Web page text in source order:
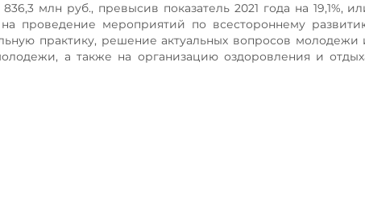
млн руб., превысив показатель 2021 года на 19,1%,
проведение мероприятий по всестороннему
практику, решение актуальных вопросов молодежи
а также на организацию оздоровления и